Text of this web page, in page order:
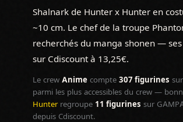
Shalnark de Hunter x Hunter en
~10 cm. Le chef de la troupe
recherchés du manga shonen —
sur Cdiscount à 13,25€.
Le crew Anime compte 307 figurines
parmi les plus accessibles du crew —
Hunterregroupe 11 figurines sur
depuis Cdiscount.